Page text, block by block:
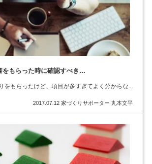
をもらった時に確認すべき…
をもらったけど、項目が多すぎてよく分からな...
2017.07.12 家づくりサポーター 丸本文平